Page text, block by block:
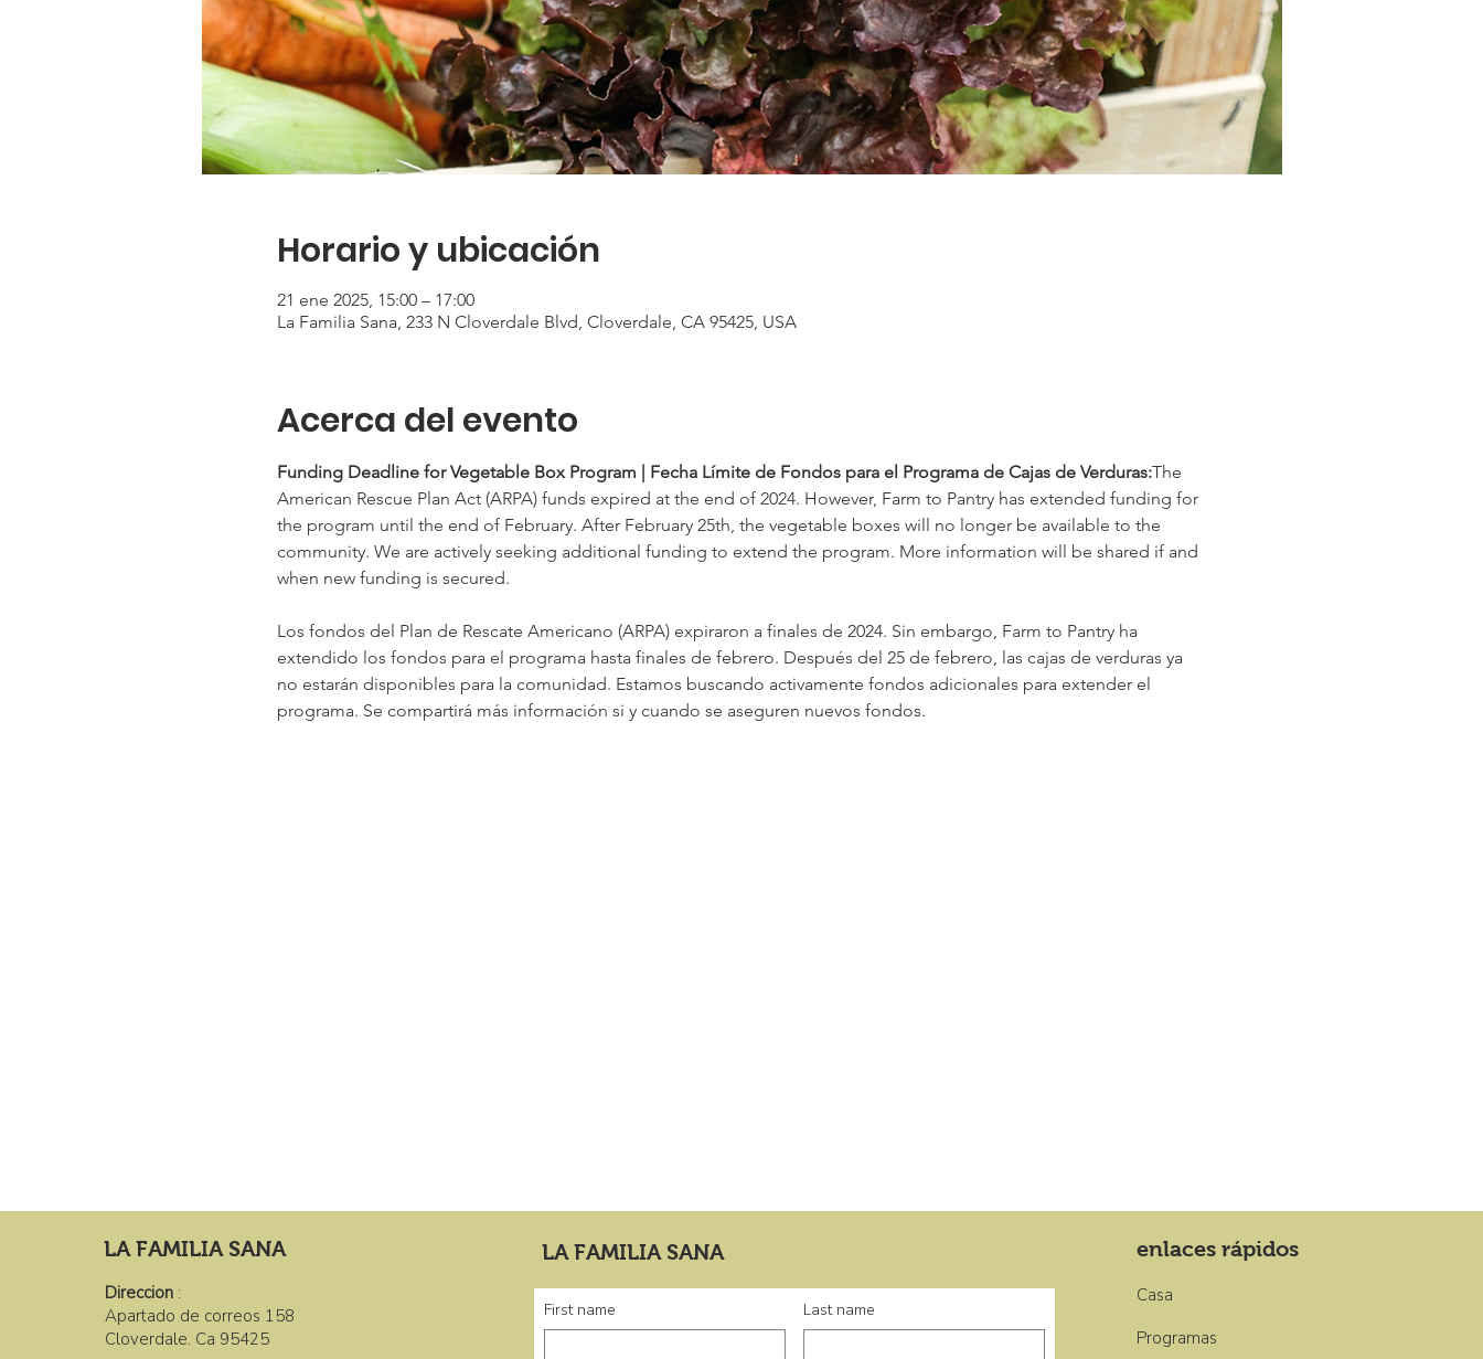
Horario y ubicación
21 ene 2025, 15:00 – 17:00
La Familia Sana, 233 N Cloverdale Blvd, Cloverdale, CA 95425, USA
Acerca del evento
Funding Deadline for Vegetable Box Program | Fecha Límite de Fondos para el Programa de Cajas de Verduras:The
American Rescue Plan Act (ARPA) funds expired at the end of 2024. However, Farm to Pantry has extended funding for
the program until the end of February. After February 25th, the vegetable boxes will no longer be available to the
community. We are actively seeking additional funding to extend the program. More information will be shared if and
when new funding is secured.
Los fondos del Plan de Rescate Americano (ARPA) expiraron a finales de 2024. Sin embargo, Farm to Pantry ha
extendido los fondos para el programa hasta finales de febrero. Después del 25 de febrero, las cajas de verduras ya
no estarán disponibles para la comunidad. Estamos buscando activamente fondos adicionales para extender el
programa. Se compartirá más información si y cuando se aseguren nuevos fondos.
LA FAMILIA SANA
Direccion :
Apartado de correos 158
Cloverdale. Ca 95425
LA FAMILIA SANA
First name Last name
enlaces rápidos
Casa
Programas